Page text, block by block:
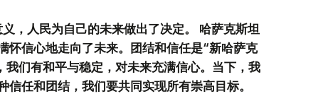
，人民为自己的未来做出了决定。 哈萨克斯坦
怀信心地走向了未来。团结和信任是“新哈萨克
我们有和平与稳定，对未来充满信心。当下，我
任和团结，我们要共同实现所有崇高目标。